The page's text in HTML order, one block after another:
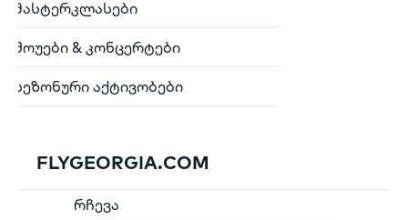
მასტერკლასები
შოუები & კონცერტები
სეზონური აქტივობები
FLYGEORGIA.COM
რჩევა